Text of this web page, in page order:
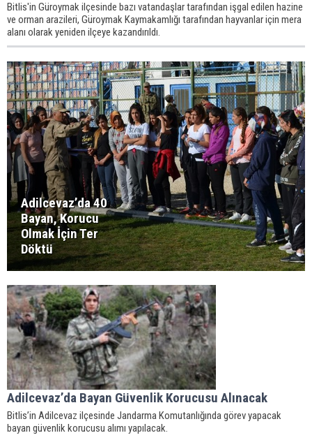
Bitlis'in Güroymak ilçesinde bazı vatandaşlar tarafından işgal edilen hazine
ve orman arazileri, Güroymak Kaymakamlığı tarafından hayvanlar için mera
alanı olarak yeniden ilçeye kazandırıldı.
Adilcevaz’da 40
Bayan, Korucu
Olmak İçin Ter
Döktü
Adilcevaz’da Bayan Güvenlik Korucusu Alınacak
Bitlis’in Adilcevaz ilçesinde Jandarma Komutanlığında görev yapacak
bayan güvenlik korucusu alımı yapılacak.